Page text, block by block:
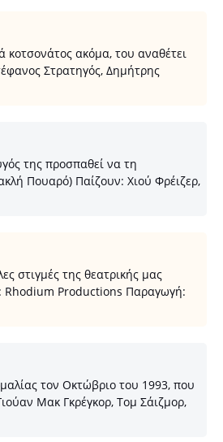
ακόμα, του αναθέτει
Στρατηγός, Δημήτρης
της προσπαθεί να τη
Πουαρό) Παίζουν: Χιού Φρέιζερ,
στιγμές της θεατρικής μας
Rhodium Productions Παραγωγή:
τον Οκτώβριο του 1993, που
Μακ Γκρέγκορ, Τομ Σάιζμορ,